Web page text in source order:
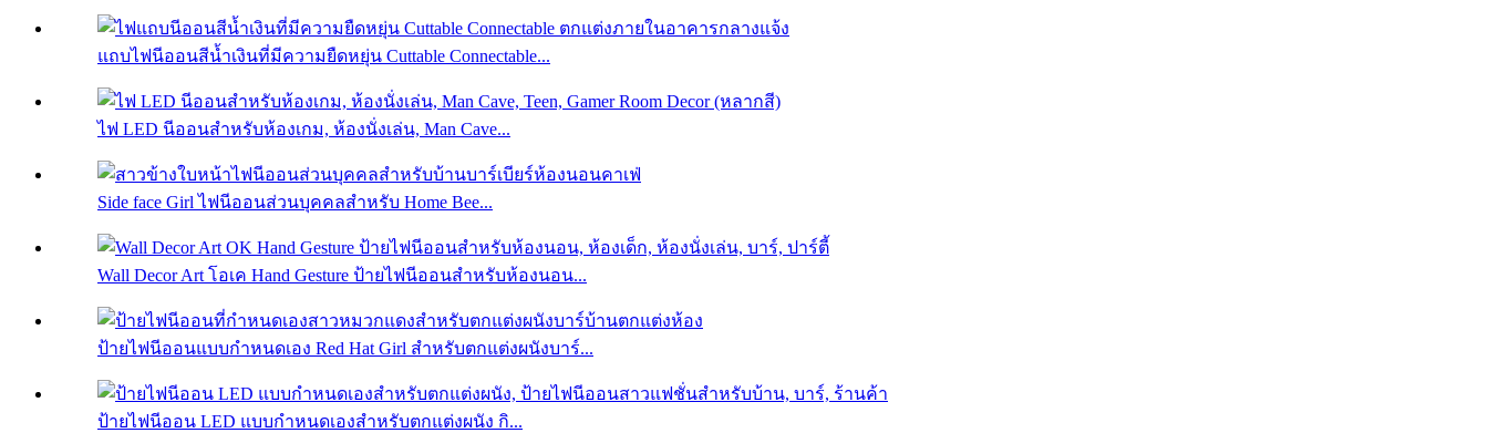
แถบไฟนีออนสีน้ำเงินที่มีความยืดหยุ่น Cuttable Connectable...
ไฟ LED นีออนสำหรับห้องเกม, ห้องนั่งเล่น, Man Cave...
Side face Girl ไฟนีออนส่วนบุคคลสำหรับ Home Bee...
Wall Decor Art โอเค Hand Gesture ป้ายไฟนีออนสำหรับห้องนอน...
ป้ายไฟนีออนแบบกำหนดเอง Red Hat Girl สำหรับตกแต่งผนังบาร์...
ป้ายไฟนีออน LED แบบกำหนดเองสำหรับตกแต่งผนัง กิ...